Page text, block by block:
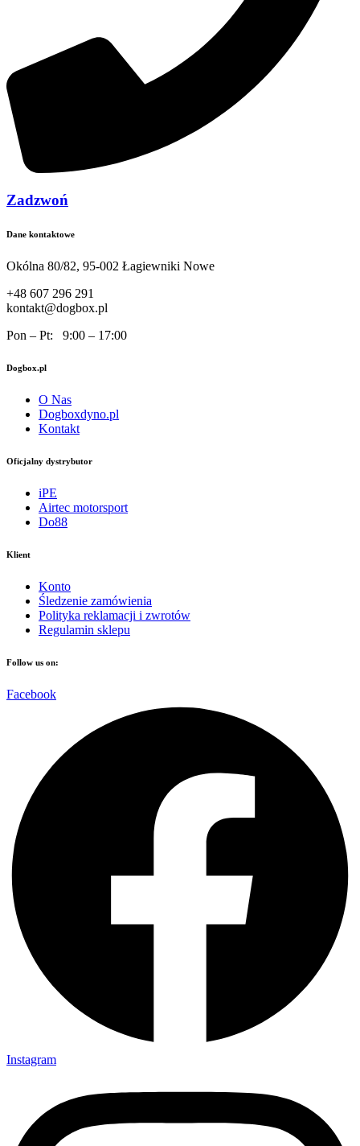
Zadzwoń
Dane kontaktowe
Okólna 80/82, 95-002 Łagiewniki Nowe
+48 607 296 291
kontakt@dogbox.pl
Pon – Pt: 9:00 – 17:00
Dogbox.pl
O Nas
Dogboxdyno.pl
Kontakt
Oficjalny dystrybutor
iPE
Airtec motorsport
Do88
Klient
Konto
Śledzenie zamówienia
Polityka reklamacji i zwrotów
Regulamin sklepu
Follow us on:
Facebook
Instagram